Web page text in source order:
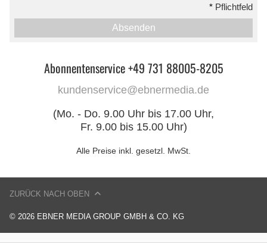
* Pflichtfeld
Absenden
Abonnentenservice +49 731 88005-8205
kundenservice@ebnermedia.de
(Mo. - Do. 9.00 Uhr bis 17.00 Uhr,
Fr. 9.00 bis 15.00 Uhr)
Alle Preise inkl. gesetzl. MwSt.
© 2026 EBNER MEDIA GROUP GMBH & CO. KG
ZURÜCK NACH OBEN